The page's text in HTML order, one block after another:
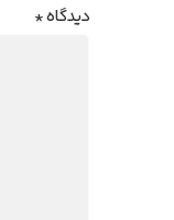
دیدگاه*